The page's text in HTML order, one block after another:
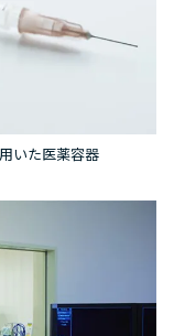
いた医薬容器